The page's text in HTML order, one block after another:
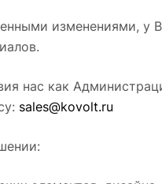
изменениями, у
нас как
sales@kovolt.ru